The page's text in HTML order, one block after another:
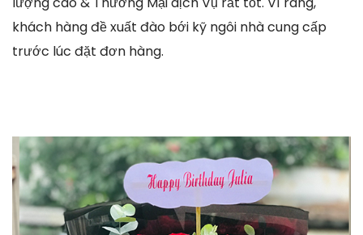
khách hàng đề xuất đào bới kỹ ngôi nhà cung cấp
trước lúc đặt đơn hàng.